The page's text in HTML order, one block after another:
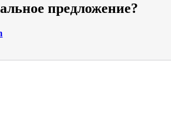
предложение?